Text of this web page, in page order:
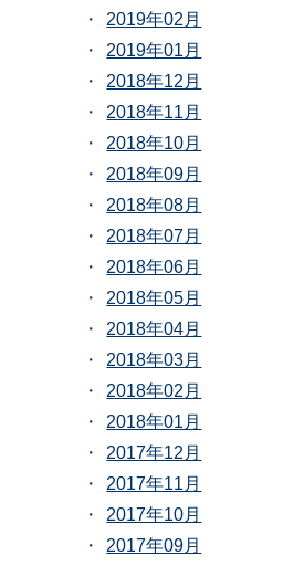
2019年02月
2019年01月
2018年12月
2018年11月
2018年10月
2018年09月
2018年08月
2018年07月
2018年06月
2018年05月
2018年04月
2018年03月
2018年02月
2018年01月
2017年12月
2017年11月
2017年10月
2017年09月